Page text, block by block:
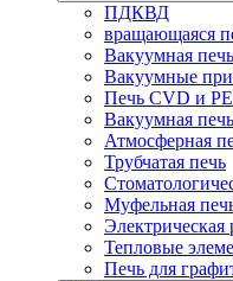
ПДКВД
вращающаяся
Вакуумная печь
Вакуумные
Печь CVD и
Вакуумная
Атмосферная
Трубчатая печь
Муфельная
Электрическая
Тепловые
Печь для